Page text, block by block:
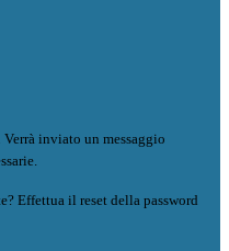
Verrà inviato un messaggio
Effettua il reset della password